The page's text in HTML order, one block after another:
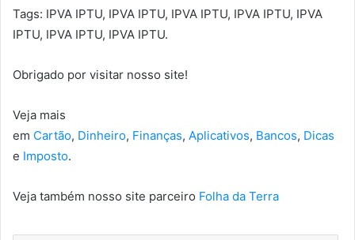
Tags: IPVA IPTU, IPVA IPTU, IPVA IPTU, IPVA IPTU, IPVA
IPTU, IPVA IPTU, IPVA IPTU.
Obrigado por visitar nosso site!
Veja mais
em Cartão, Dinheiro, Finanças, Aplicativos, Bancos, Dicas
e Imposto.
Veja também nosso site parceiro Folha da Terra